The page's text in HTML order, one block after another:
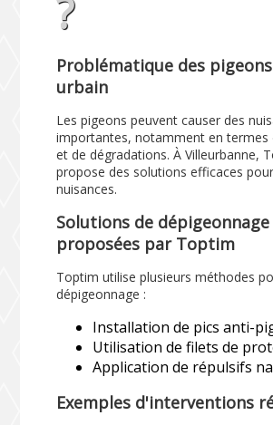
?
Problématique des
urbain
Les pigeons peuvent causer des
importantes, notamment en termes
et de dégradations. À Villeurbanne,
propose des solutions efficaces
nuisances.
Solutions de dépigeonnage
proposées par Toptim
Toptim utilise plusieurs méthodes
dépigeonnage :
Installation de pics anti-
Utilisation de filets de
Application de répulsifs
Exemples d'interventions